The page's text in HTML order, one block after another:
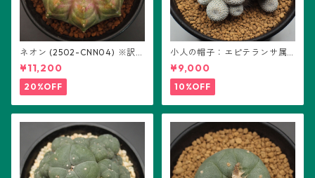
ネオン (2502-CNN04) ※訳あ
り：ギムノカリキウム属 ※実
生
¥11,200
20%OFF
小人の帽子：エピテランサ属
(B01)
¥9,000
10%OFF